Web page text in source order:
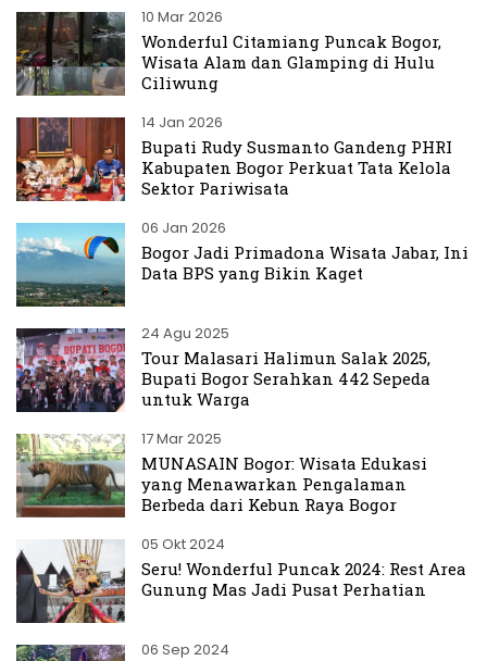
10 Mar 2026
Wonderful Citamiang Puncak Bogor,
Wisata Alam dan Glamping di Hulu
Ciliwung
14 Jan 2026
Bupati Rudy Susmanto Gandeng PHRI
Kabupaten Bogor Perkuat Tata Kelola
Sektor Pariwisata
06 Jan 2026
Bogor Jadi Primadona Wisata Jabar, Ini
Data BPS yang Bikin Kaget
24 Agu 2025
Tour Malasari Halimun Salak 2025,
Bupati Bogor Serahkan 442 Sepeda
untuk Warga
17 Mar 2025
MUNASAIN Bogor: Wisata Edukasi
yang Menawarkan Pengalaman
Berbeda dari Kebun Raya Bogor
05 Okt 2024
Seru! Wonderful Puncak 2024: Rest Area
Gunung Mas Jadi Pusat Perhatian
06 Sep 2024